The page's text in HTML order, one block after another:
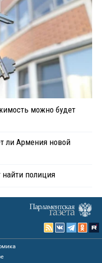
можно будет
ли Армения новой
полиция